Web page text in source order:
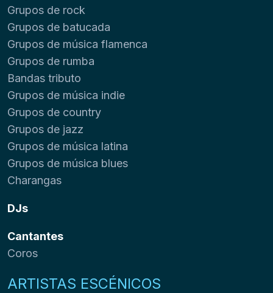
Grupos de rock
Grupos de batucada
Grupos de música flamenca
Grupos de rumba
Bandas tributo
Grupos de música indie
Grupos de country
Grupos de jazz
Grupos de música latina
Grupos de música blues
Charangas
DJs
Cantantes
Coros
ARTISTAS ESCÉNICOS